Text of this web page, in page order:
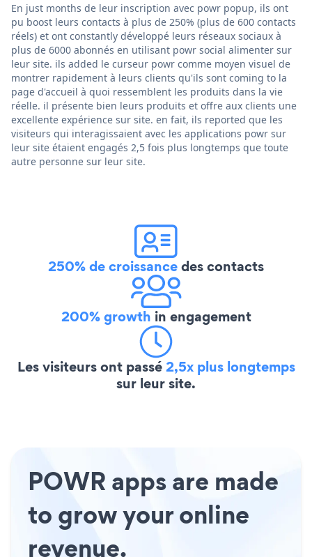
En just months de leur inscription avec powr popup, ils ont
pu boost leurs contacts à plus de 250% (plus de 600 contacts
réels) et ont constantly développé leurs réseaux sociaux à
plus de 6000 abonnés en utilisant powr social alimenter sur
leur site. ils added le curseur powr comme moyen visuel de
montrer rapidement à leurs clients qu'ils sont coming to la
page d'accueil à quoi ressemblent les produits dans la vie
réelle. il présente bien leurs produits et offre aux clients une
excellente expérience sur site. en fait, ils reported que les
visiteurs qui interagissaient avec les applications powr sur
leur site étaient engagés 2,5 fois plus longtemps que toute
autre personne sur leur site.
250% de croissancedes contacts
200% growth in engagement
Les visiteurs ont passé2,5x plus longtemps
sur leur site.
POWR apps are made
to grow your online
revenue.